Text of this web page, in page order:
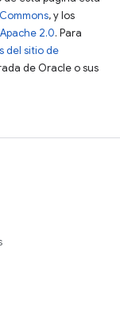
, y los
2.0. Para
del sitio de
de Oracle o sus